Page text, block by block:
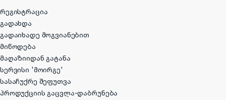
რეგისტრაცია
გადახდა
გადაიხადე მოგვიანებით
მიწოდება
მაღაზიიდან გატანა
სერვისი 'მოირგე'
სასაჩუქრე შეფუთვა
პროდუქციის გაცვლა-დაბრუნება